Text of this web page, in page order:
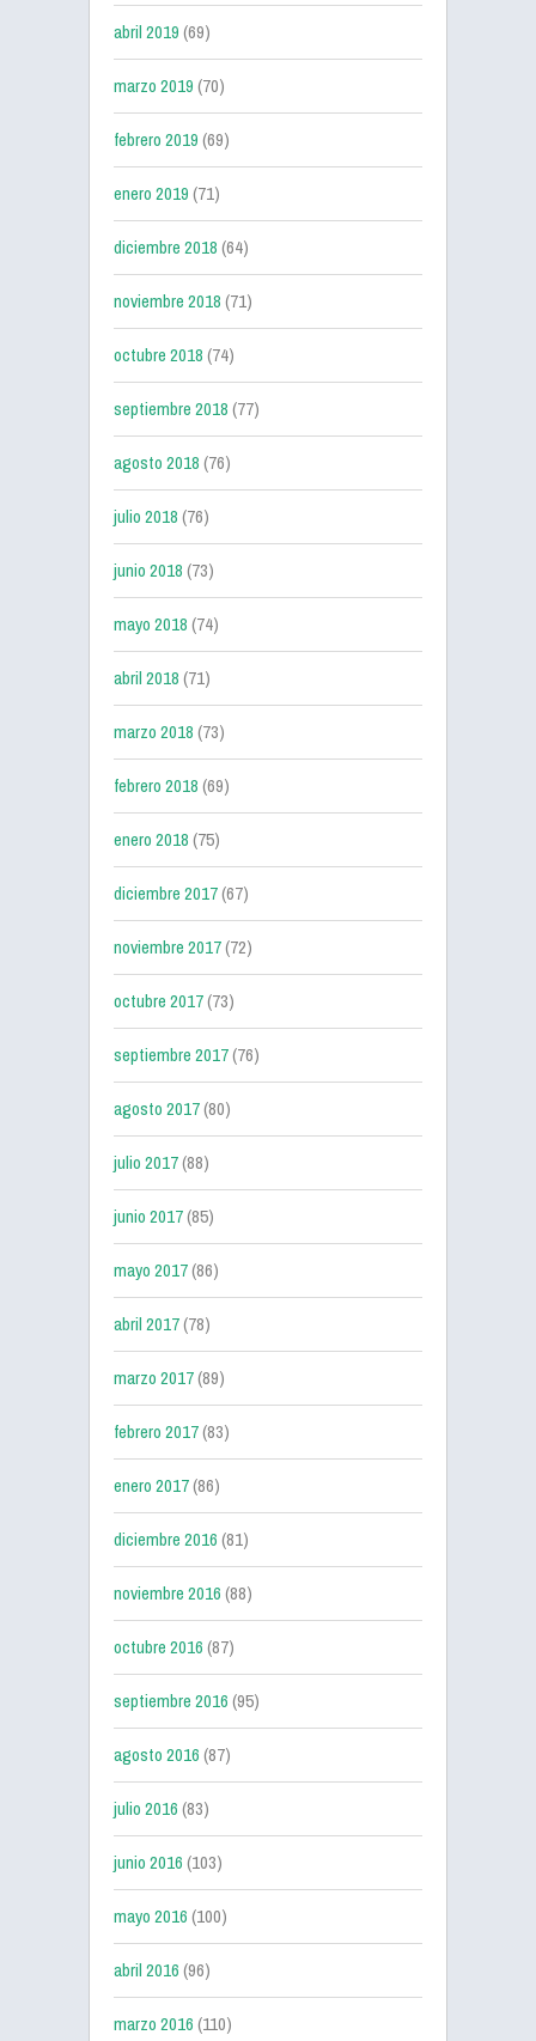
abril 2019(69)
marzo 2019(70)
febrero 2019(69)
enero 2019(71)
diciembre 2018(64)
noviembre 2018(71)
octubre 2018(74)
septiembre 2018(77)
agosto 2018(76)
julio 2018(76)
junio 2018(73)
mayo 2018(74)
abril 2018(71)
marzo 2018(73)
febrero 2018(69)
enero 2018(75)
diciembre 2017(67)
noviembre 2017(72)
octubre 2017(73)
septiembre 2017(76)
agosto 2017(80)
julio 2017(88)
junio 2017(85)
mayo 2017(86)
abril 2017(78)
marzo 2017(89)
febrero 2017(83)
enero 2017(86)
diciembre 2016(81)
noviembre 2016(88)
octubre 2016(87)
septiembre 2016(95)
agosto 2016(87)
julio 2016(83)
junio 2016(103)
mayo 2016(100)
abril 2016(96)
marzo 2016(110)